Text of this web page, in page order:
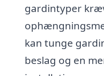
gardintyper
kan tunge
beslag og en